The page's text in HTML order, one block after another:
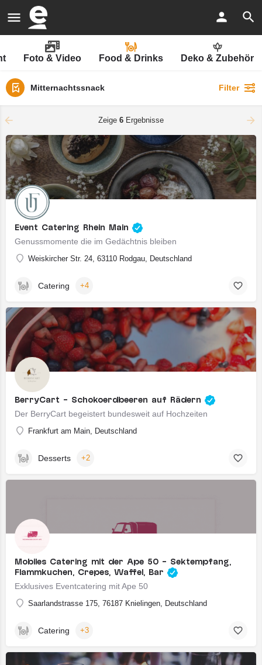
Foto & Video Food & Drinks Deko & Zubehör
Mitternachtssnack Filter
Zeige 6 Ergebnisse
Event Catering Rhein Main
Genussmomente die im Gedächtnis bleiben
Weiskircher Str. 24, 63110 Rodgau, Deutschland
Catering +4
BerryCart - Schokoerdbeeren auf Rädern
Der BerryCart begeistert bundesweit auf Hochzeiten
Frankfurt am Main, Deutschland
Desserts +2
Mobiles Catering mit der Ape 50 - Sektempfang,
Flammkuchen, Crepes, Waffel, Bar
Exklusives Eventcatering mit Ape 50
Saarlandstrasse 175, 76187 Knielingen, Deutschland
Catering +3